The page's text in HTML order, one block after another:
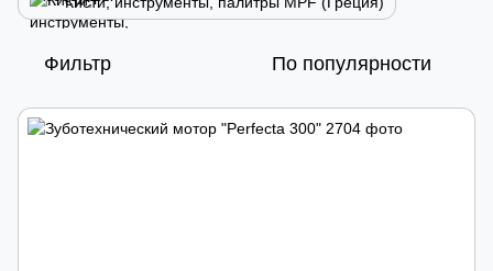
Фильтр По популярности